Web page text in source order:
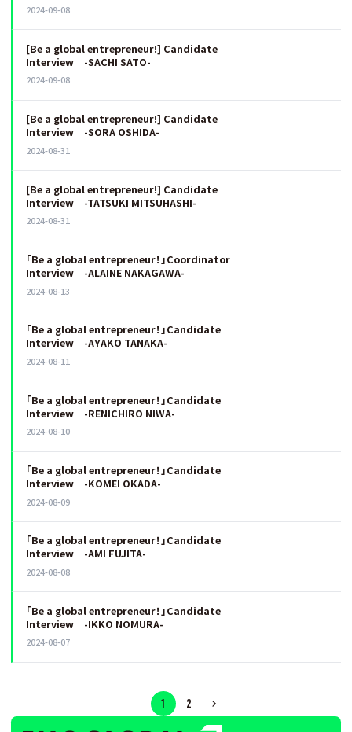
2024-09-08
[Be a global entrepreneur!] Candidate
Interview -SACHI SATO-
2024-09-08
[Be a global entrepreneur!] Candidate
Interview -SORA OSHIDA-
2024-08-31
[Be a global entrepreneur!] Candidate
Interview -TATSUKI MITSUHASHI-
2024-08-31
「Be a global entrepreneur！」Coordinator
Interview -ALAINE NAKAGAWA-
2024-08-13
「Be a global entrepreneur！」Candidate
Interview -AYAKO TANAKA-
2024-08-11
「Be a global entrepreneur！」Candidate
Interview -RENICHIRO NIWA-
2024-08-10
「Be a global entrepreneur！」Candidate
Interview -KOMEI OKADA-
2024-08-09
「Be a global entrepreneur！」Candidate
Interview -AMI FUJITA-
2024-08-08
「Be a global entrepreneur！」Candidate
Interview -IKKO NOMURA-
2024-08-07
1 2